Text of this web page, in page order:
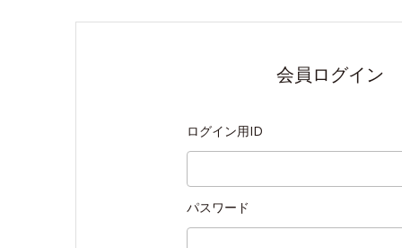
会員ログイン
ログイン用ID
パスワード